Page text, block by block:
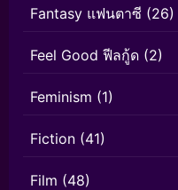
Fantasy แฟนตาซี (26)
Feel Good ฟีลกู้ด (2)
Feminism (1)
Fiction (41)
Film (48)